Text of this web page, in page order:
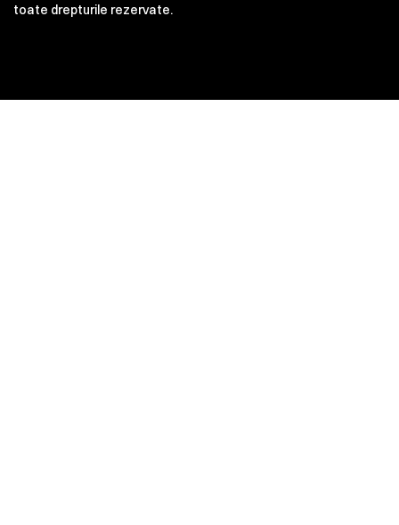
toate drepturile rezervate.